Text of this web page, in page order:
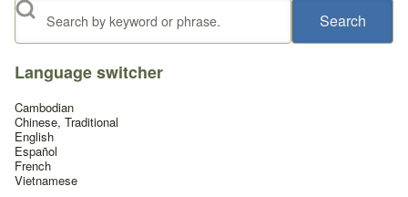
Search
Language switcher
Cambodian
Chinese, Traditional
English
Español
French
Vietnamese